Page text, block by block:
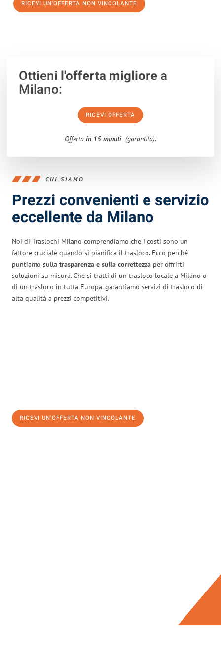
RICEVI UN'OFFERTA NON VINCOLANTE
Ottieni l'offerta migliorea
Milano:
RICEVI OFFERTA
Offerta in 15 minuti (garantita).
CHI SIAMO
Prezzi convenienti e servizio
eccellente da Milano
Noi di Traslochi Milano comprendiamo che i costi sono un
fattore cruciale quando si pianifica il trasloco. Ecco perché
puntiamo sulla trasparenza e sulla correttezza per offrirti
soluzioni su misura. Che si tratti di un trasloco locale a Milano o
di un trasloco in tutta Europa, garantiamo servizi di trasloco di
alta qualità a prezzi competitivi.
RICEVI UN'OFFERTA NON VINCOLANTE